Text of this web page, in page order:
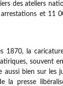
des ateliers
et 11
1870, la
souvent
bien sur les
la presse